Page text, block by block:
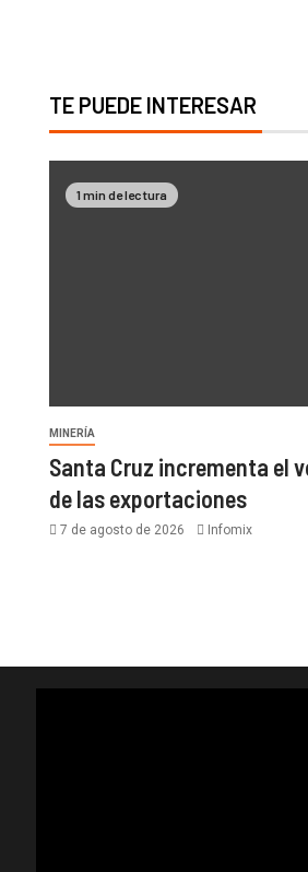
TE PUEDE INTERESAR
1 min de lectura
MINERÍA
Santa Cruz incrementa el
de las exportaciones
7 de agosto de 2026 Infomix